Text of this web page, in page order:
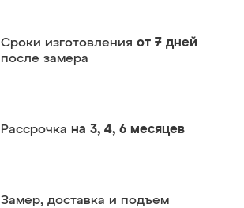
Сроки изготовления от 7 дней
после замера
Рассрочка на 3, 4, 6 месяцев
Замер, доставка и подъем